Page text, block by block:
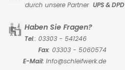
durch unsere Partner UPS & DPD
Haben Sie Fragen?
Tel.: 03303 - 541246
Fax: 03303 - 5060574
E-Mail: Info@schleifwerk.de